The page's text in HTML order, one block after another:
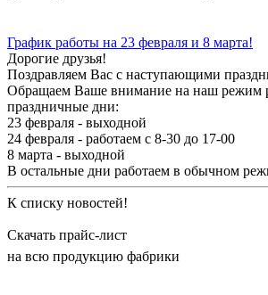
График работы на 23 февраля и 8 марта!
Дорогие друзья!
Поздравляем Вас с наступающими
Обращаем Ваше внимание на наш режим
праздничные дни:
23 февраля - выходной
24 февраля - работаем с 8-30 до 17-00
8 марта - выходной
В остальные дни работаем в обычном
К списку новостей!
Скачать прайс-лист
на всю продукцию фабрики